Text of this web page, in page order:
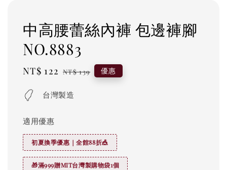
中高腰蕾絲內褲 包邊褲腳
NO.8883
Sale
NT$ 122 Regular
NT$ 139 優惠
台灣製造
適用優惠
初夏換季優惠｜全館88折🎪
🎁滿999贈MIT台灣製購物袋1個